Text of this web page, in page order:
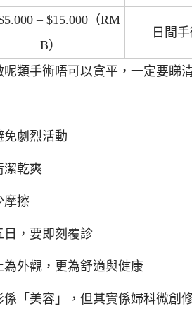
– $15.000（RM
B）
日間
類手術唔可以貪平，一定要睇
免劇烈活動
潔乾爽
摩擦
，要即刻覆診
外觀，更為舒適與健康
「美容」，但其實係婦科微創